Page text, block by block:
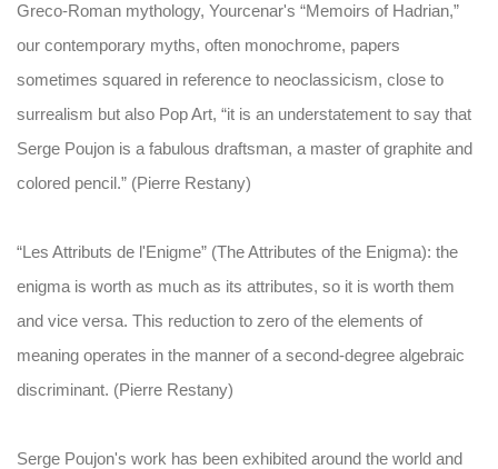
Greco-Roman mythology, Yourcenar's “Memoirs of Hadrian,”
our contemporary myths, often monochrome, papers
sometimes squared in reference to neoclassicism, close to
surrealism but also Pop Art, “it is an understatement to say that
Serge Poujon is a fabulous draftsman, a master of graphite and
colored pencil.” (Pierre Restany)
“Les Attributs de l'Enigme” (The Attributes of the Enigma): the
enigma is worth as much as its attributes, so it is worth them
and vice versa. This reduction to zero of the elements of
meaning operates in the manner of a second-degree algebraic
discriminant. (Pierre Restany)
Serge Poujon's work has been exhibited around the world and